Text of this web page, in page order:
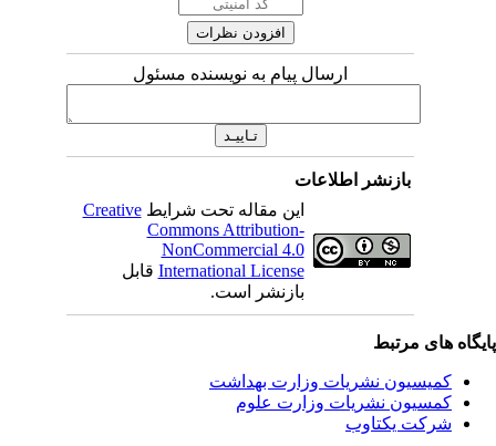
ارسال پیام به نویسنده مسئول
بازنشر اطلاعات
این مقاله تحت شرایطCreative
Commons Attribution-
NonCommercial 4.0
International Licenseقابل
بازنشر است.
های مرتبط
کمیسیون نشریات وزارت بهداشت
کمسیون نشریات وزارت علوم
شرکت یکتاوب